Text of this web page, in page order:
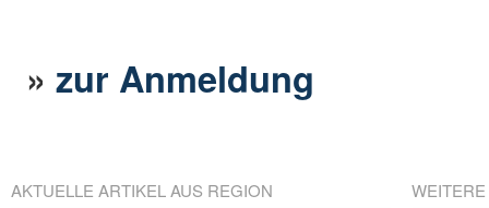
»zur Anmeldung
AKTUELLE ARTIKEL AUS REGION